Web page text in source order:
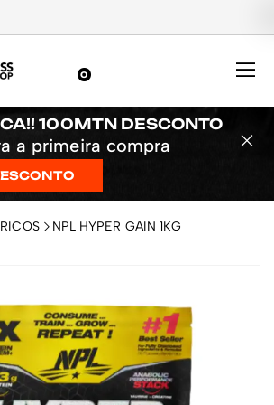
0
100MTN DESCONTO
a primeira compra
NPL HYPER GAIN 1KG